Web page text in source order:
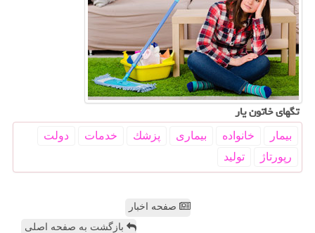
تگهای خاتون یار
بیمار خانواده بیماری پزشك خدمات
دولت
رپورتاژ
تولید
صفحه اخبار
بازگشت به صفحه اصلی